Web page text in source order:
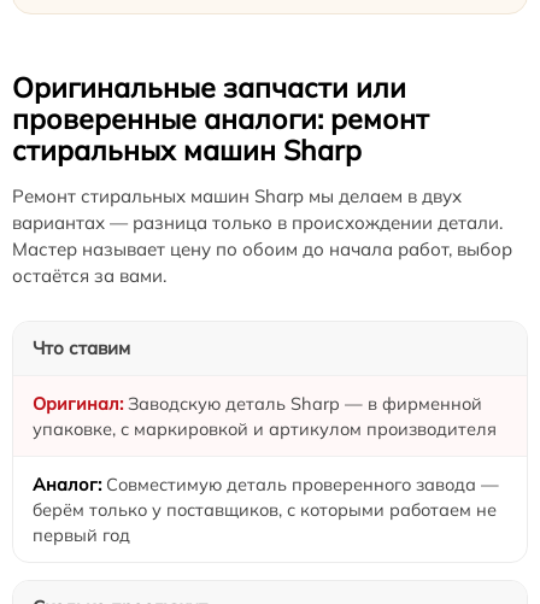
Оригинальные запчасти или
проверенные аналоги: ремонт
стиральных машин Sharp
Ремонт стиральных машин Sharp мы делаем в двух
вариантах — разница только в происхождении детали.
Мастер называет цену по обоим до начала работ, выбор
остаётся за вами.
Что ставим
Заводскую деталь Sharp — в фирменной
упаковке, с маркировкой и артикулом производителя
Совместимую деталь проверенного завода —
берём только у поставщиков, с которыми работаем не
первый год